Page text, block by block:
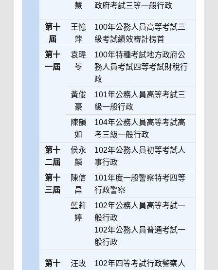
慧
政府考試三等一般行政
第十
屆
王憶
萍
100年公務人員高等考試三
級考試績效審計榜首
第十
一屆
袁瑋
苓
100年特種考試地方政府公
務人員考試四等考試財稅行
政
黃俊
豪
101年公務人員高等考試三
級一般行政
陳韻
如
104年公務人員高等考試高
考三級一般行政
第十
二屆
侯永
麟
102年公務人員初等考試人
事行政
第十
三屆
陳信
昌
101年度一般警察特考四等
行政警察
藍莉
婷
102年公務人員高等考試一
般行政
102年公務人員普通考試一
般行政
第十 汪玫 102年四等考試行政警察人